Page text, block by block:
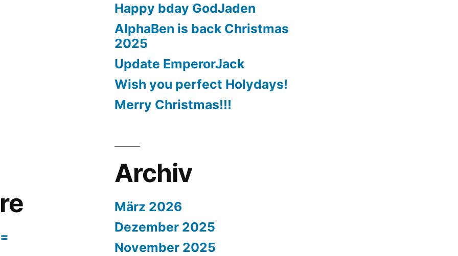
Happy bday GodJaden
AlphaBen is back Christmas
2025
Update EmperorJack
Wish you perfect Holydays!
Merry Christmas!!!
Archiv
März 2026
Dezember 2025
November 2025